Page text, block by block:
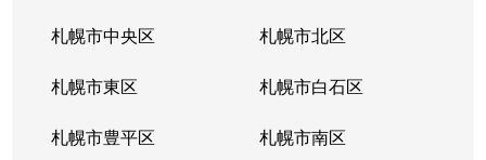
札幌市中央区 札幌市北区
札幌市東区 札幌市白石区
札幌市豊平区 札幌市南区